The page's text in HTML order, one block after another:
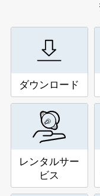
ダウンロード
レンタルサー
ビス